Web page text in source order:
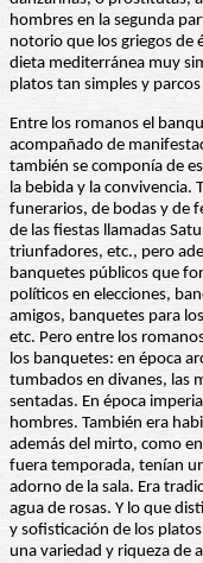
hombres en la segunda
notorio que los griegos de
dieta mediterránea muy
platos tan simples y
Entre los romanos el
acompañado de
también se componía de
la bebida y la convivencia.
funerarios, de bodas y de
de las fiestas llamadas
triunfadores, etc., pero
banquetes públicos que
políticos en elecciones,
amigos, banquetes para
etc. Pero entre los
los banquetes: en época
tumbados en divanes, las
sentadas. En época
hombres. También era
además del mirto, como
fuera temporada, tenían
adorno de la sala. Era
agua de rosas. Y lo que
y sofisticación de los
una variedad y riqueza de